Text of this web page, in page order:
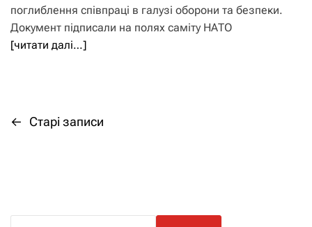
поглиблення співпраці в галузі оборони та безпеки.
Документ підписали на полях саміту НАТО
[читати далі…]
Н
і
← Старі записи